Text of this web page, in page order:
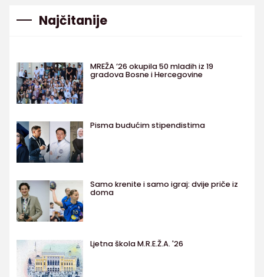
Najčitanije
MREŽA ’26 okupila 50 mladih iz 19
gradova Bosne i Hercegovine
Pisma budućim stipendistima
Samo krenite i samo igraj: dvije priče iz
doma
Ljetna škola M.R.E.Ž.A. '26